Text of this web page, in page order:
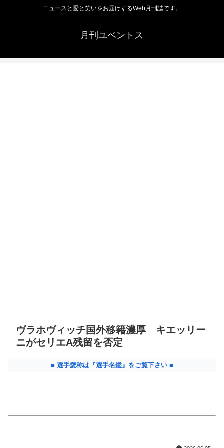
ニュースと愛と笑いをお届けするWeb月刊誌です。
月刊ユベントス
ヴラホヴィッチ国外移籍濃厚 キエッリー
ニがセリエA残留を否定
■ 選手愛称は『選手名鑑』をご覧下さい ■